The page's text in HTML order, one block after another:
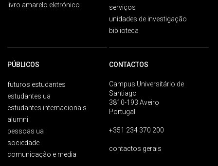
livro amarelo eletrónico
serviços
unidades de investigação
biblioteca
PÚBLICOS
futuros estudantes
estudantes ua
estudantes internacionais
alumni
pessoas ua
sociedade
comunicação e media
CONTACTOS
Campus Universitário de
Santiago
3810-193 Aveiro
Portugal
+351 234 370 200
contactos gerais